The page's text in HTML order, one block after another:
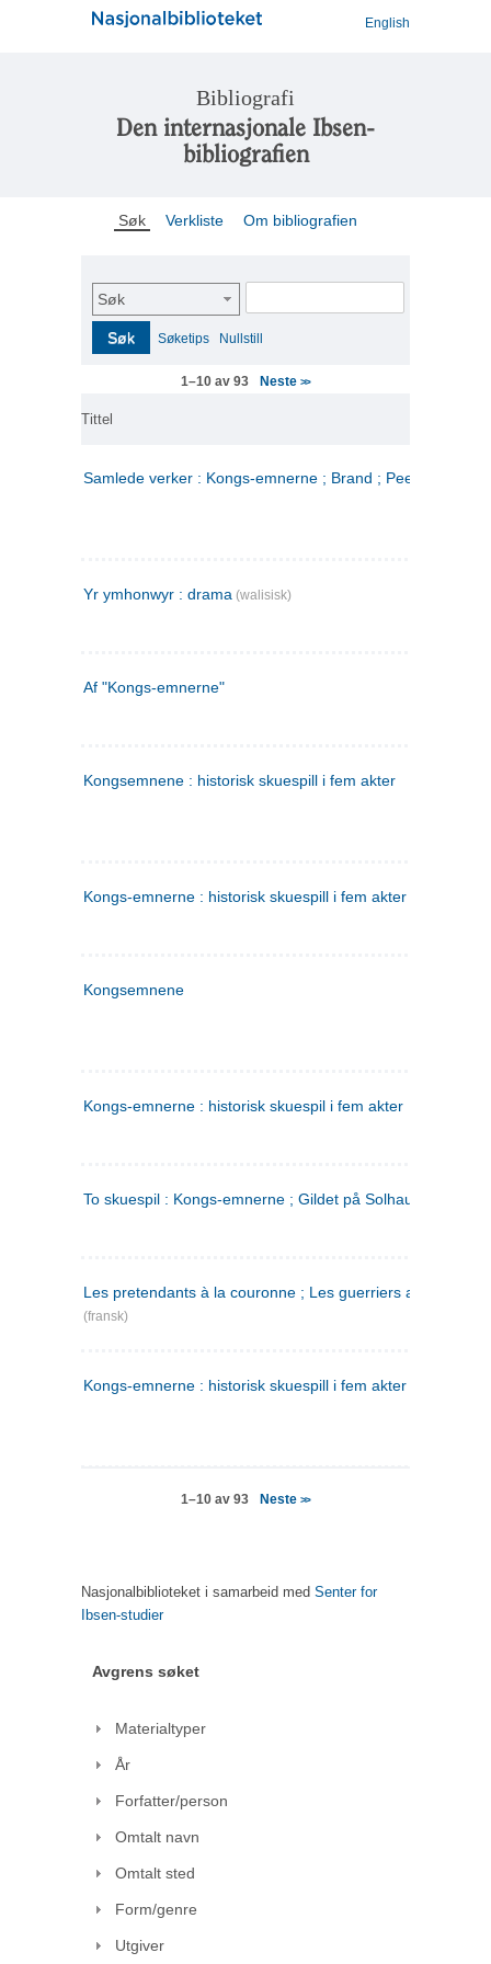
English
Bibliografi
Den internasjonale Ibsen-
bibliografien
Søk Verkliste Om bibliografien
Søk
Søk Søketips Nullstill
1–10 av 93 Neste>>
Tittel
Samlede verker : Kongs-emnerne ; Brand ; Peer Gynt. 2
Yr ymhonwyr : drama (walisisk)
Af "Kongs-emnerne"
Kongsemnene : historisk skuespill i fem akter
Kongs-emnerne : historisk skuespill i fem akter
Kongsemnene
Kongs-emnerne : historisk skuespil i fem akter
To skuespil : Kongs-emnerne ; Gildet på Solhaug
Les pretendants à la couronne ; Les guerriers a Helgeland
(fransk)
Kongs-emnerne : historisk skuespill i fem akter
1–10 av 93 Neste>>
Nasjonalbiblioteket i samarbeid med Senter for
Ibsen-studier
Avgrens søket
Materialtyper
År
Forfatter/person
Omtalt navn
Omtalt sted
Form/genre
Utgiver